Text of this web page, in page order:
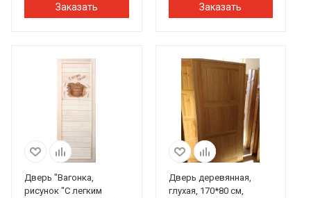
Заказать Заказать
Дверь "Вагонка,
рисунок "С легким
Дверь деревянная,
глухая, 170*80 см,